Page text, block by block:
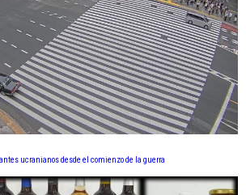
ucranianos desde el comienzo de la guerra